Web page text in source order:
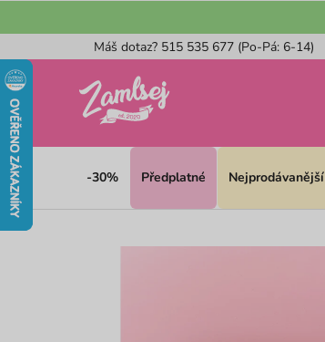
na
Máš dotaz? 515 535 677 (Po-Pá: 6-14)
-30% Předplatné Nejprodávanější